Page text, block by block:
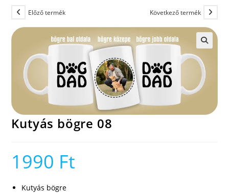
Előző termék Következő termék
Kutyás bögre 08
1990 Ft
Kutyás bögre